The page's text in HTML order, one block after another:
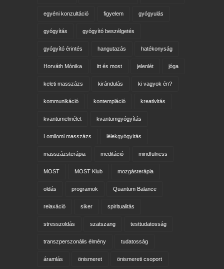
egyéni konzultáció figyelem gyógyulás
gyógyítás gyógyító beszélgetés
gyógyító érintés hangutazás hatékonyság
Horváth Mónika itt és most jelenlét jóga
keleti masszázs kirándulás ki vagyok én?
kommunikáció kontempláció kreativitás
kvantumelmélet kvantumgyógyítás
Lomilomi masszázs lélekgyógyítás
masszázsterápia meditáció mindfulness
MOST MOST Klub mozgásterápia
oldás programok Quantum Balance
relaxáció siker spiritualitás
stresszoldás szatszang testtudatosság
transzperszonális élmény tudatosság
áramlás önismeret önismereti csoport